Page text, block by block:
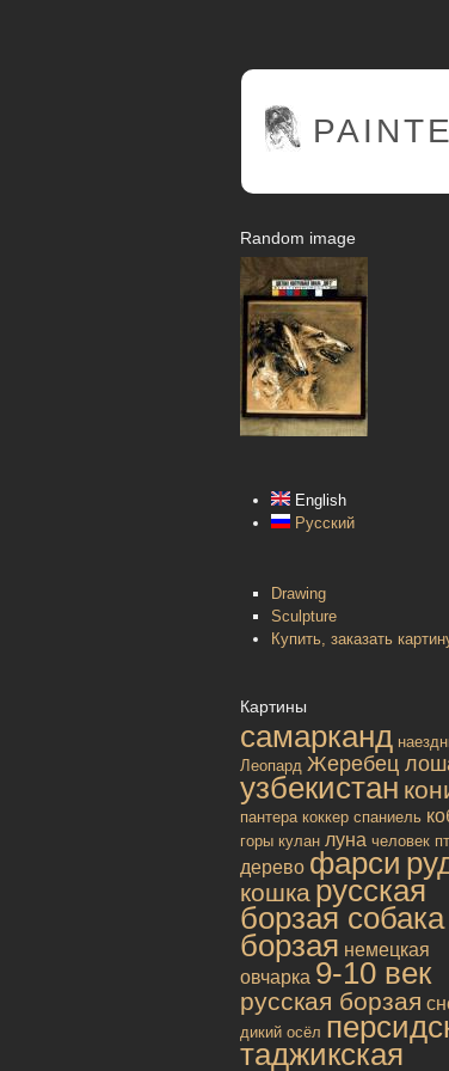
Random image
English
Русский
Drawing
Sculpture
Купить, заказать
Картины
самарканд
Леопард Жеребец
узбекистан
пантера коккер спаниель
горы кулан луна человек
дерево фарси
кошка русская
борзая собака
борзая немецкая
овчарка 9-10 век
русская борзая
дикий осёл
таджикская